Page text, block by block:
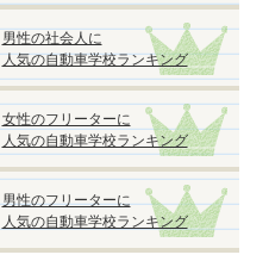
男性の社会人に
人気の自動車学校ランキング
女性のフリーターに
人気の自動車学校ランキング
男性のフリーターに
人気の自動車学校ランキング